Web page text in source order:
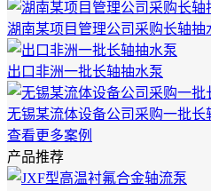
湖南某项目管理公司采购长轴抽
出口非洲一批长轴抽水泵
无锡某流体设备公司采购一批长
查看更多案例
产品推荐